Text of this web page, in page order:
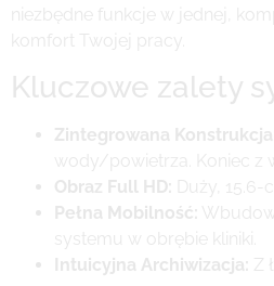
niezbędne funkcje w jednej,
komfort Twojej pracy.
Kluczowe zalety
Zintegrowana Konstrukcja:
wody/powietrza. Koniec z
Obraz Full HD: Duży,
Pełna Mobilność:
systemu w obrębie kliniki.
Intuicyjna Archiwizacja: Z